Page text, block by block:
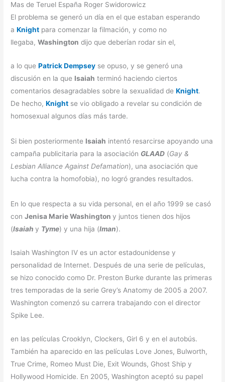
Mas de Teruel España Roger Swidorowicz
El problema se generó un día en el que estaban esperando
aKnight para comenzar la filmación, y como no
llegaba,Washington dijo que deberían rodar sin el,
a lo quePatrick Dempsey se opuso, y se generó una
discusión en la que Isaiah terminó haciendo ciertos
comentarios desagradables sobre la sexualidad deKnight.
De hecho,Knight se vio obligado a revelar su condición de
homosexual algunos días más tarde.
Si bien posteriormente Isaiah intentó resarcirse apoyando una
campaña publicitaria para la asociación GLAAD (Gay &
Lesbian Alliance Against Defamation), una asociación que
lucha contra la homofobia), no logró grandes resultados.
En lo que respecta a su vida personal, en el año 1999 se casó
conJenisa Marie Washingtony juntos tienen dos hijos
(Isaiahy Tyme) y una hija (Iman).
Isaiah Washington IV es un actor estadounidense y
personalidad de Internet. Después de una serie de películas,
se hizo conocido como Dr. Preston Burke durante las primeras
tres temporadas de la serie Grey’s Anatomy de 2005 a 2007.
Washington comenzó su carrera trabajando con el director
Spike Lee.
en las películas Crooklyn, Clockers, Girl 6 y en el autobús.
También ha aparecido en las películas Love Jones, Bulworth,
True Crime, Romeo Must Die, Exit Wounds, Ghost Ship y
Hollywood Homicide. En 2005, Washington aceptó su papel